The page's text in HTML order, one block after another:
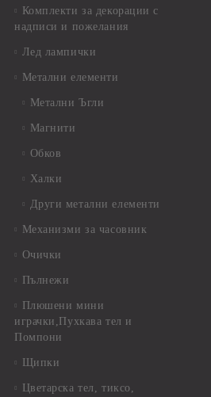
Комплекти за декорации с
надписи и пожелания
Лед лампички
Метални елементи
Метални Ъгли
Магнити
Обков
Халки
Други метални елементи
Механизми за часовник
Очички
Пълнежи
Плюшени мини
играчки,Пухкава тел и
Помпони
Щипки
Цветарска тел, тиксо,